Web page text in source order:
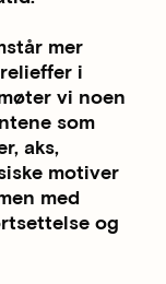
mer
i
vi noen
som
aks,
motiver
med
og